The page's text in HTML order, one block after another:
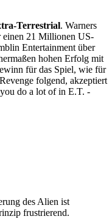
Terrestrial. Warners
einen 21 Millionen US-
Entertainment über
hohen Erfolg mit
für das Spiel, wie für
folgend, akzeptiert
des Alien ist
frustrierend.